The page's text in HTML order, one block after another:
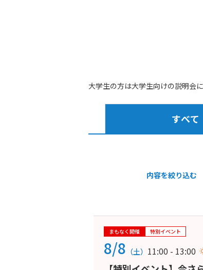
大学生の方は大学生向けの説明会
すべて
内容を絞り込む
まもなく開催 特別イベント
8/8 （土） 11:00 - 13:00